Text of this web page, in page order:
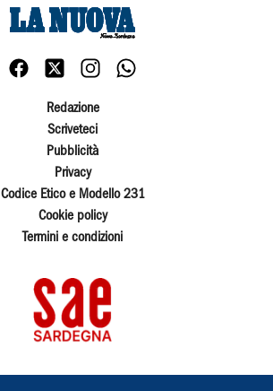
Redazione
Scriveteci
Pubblicità
Privacy
Codice Etico e Modello 231
Cookie policy
Termini e condizioni